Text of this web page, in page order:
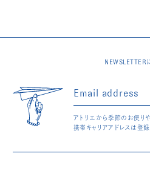
NEWSLETTER
アトリエから季節のお便り
携帯キャリアアドレスは登